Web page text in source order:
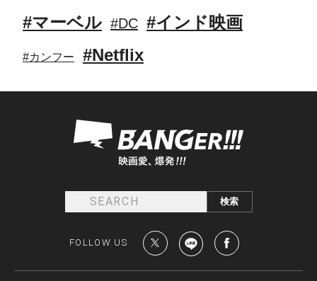
#マーベル #DC #インド映画
#カンフー #Netflix
FOLLOW US